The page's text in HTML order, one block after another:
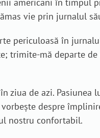
americani în timpul
vie prin jurnalul
periculoasă în
trimite-mă departe
ziua de azi.
despre
nostru confortabil.